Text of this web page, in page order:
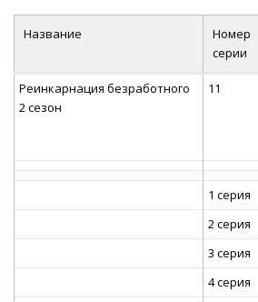
Название
Номер
серии
Реинкарнация безработного
2 сезон
11
1 серия
2 серия
3 серия
4 серия